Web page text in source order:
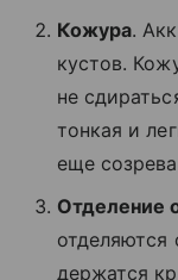
Кожура.
кустов.
не
тонкая и
еще
Отделение
отделяются
держатся